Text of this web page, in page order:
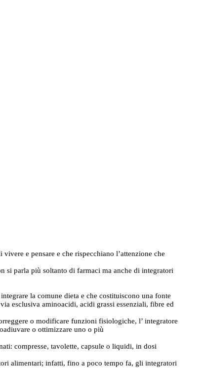
e pensare e che rispecchiano l’attenzione che
si parla più soltanto di farmaci ma anche di integratori
la comune dieta e che costituiscono una fonte
esclusiva aminoacidi, acidi grassi essenziali, fibre ed
o modificare funzioni fisiologiche, l’ integratore
o ottimizzare uno o più
compresse, tavolette, capsule o liquidi, in dosi
alimentari; infatti, fino a poco tempo fa, gli integratori